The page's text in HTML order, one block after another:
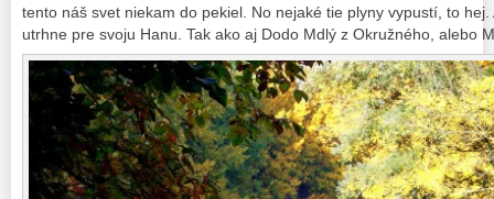
tento náš svet niekam do pekiel. No nejaké tie plyny vypustí, to
utrhne pre svoju Hanu. Tak ako aj Dodo Mdlý z Okružného, alebo